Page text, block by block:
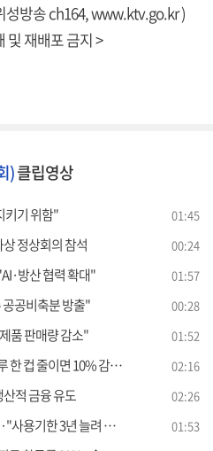
성방송 ch164,www.ktv.go.kr)
재배포 금지 >
)클립영상
키기 위함" 01:45
정상회의 참석 00:24
방산 협력 확대" 01:57
공공비축분 방출" 00:28
품 판매량 감소" 01:52
컵 줄이면 10% 감축" 02:16
적 금융 유도 02:26
기한 3년 늘려 판매" 01:53